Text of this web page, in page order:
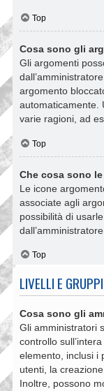
Top
Cosa sono gli
Gli argomenti
argomento
automaticamente.
varie ragioni, ad
Top
Che cosa sono
Le icone
associate agli
possibilità di
dall’amministratore.
Top
LIVELLI E
Cosa sono gli
Gli amministratori
controllo
elemento, inclusi i
utenti, la
Inoltre, possono